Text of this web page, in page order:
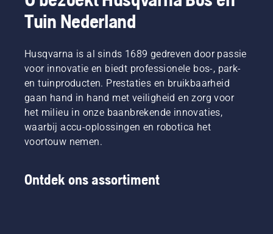
Tuin Nederland
Husqvarna is al sinds 1689 gedreven door passie
voor innovatie en biedt professionele bos-, park-
en tuinproducten. Prestaties en bruikbaarheid
gaan hand in hand met veiligheid en zorg voor
het milieu in onze baanbrekende innovaties,
waarbij accu-oplossingen en robotica het
voortouw nemen.
Ontdek ons assortiment